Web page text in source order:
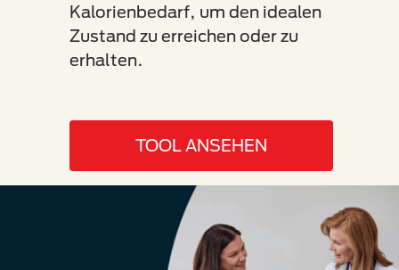
Kalorienbedarf, um den idealen
Zustand zu erreichen oder zu
erhalten.
TOOL ANSEHEN